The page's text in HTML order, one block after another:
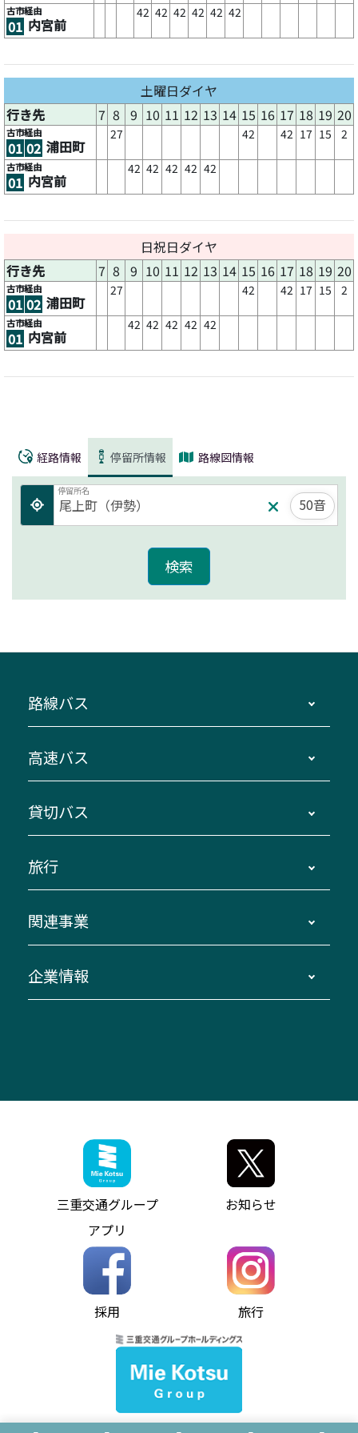
古市経由
01 内宮前
42 42 42 42 42 42
土曜日ダイヤ
行き先
7 8 9 10 11 12 13 14 15 16 17 18 19 20
古市経由
01 02 浦田町
27 42 42 17 15 2
古市経由
01 内宮前
42 42 42 42 42
日祝日ダイヤ
行き先
7 8 9 10 11 12 13 14 15 16 17 18 19 20
古市経由
01 02 浦田町
27 42 42 17 15 2
古市経由
01 内宮前
42 42 42 42 42
経路情報 停留所情報 路線図情報
停留所名
50音
路線バス
主要停留所案内図・時刻表
路線バスのご利用方法
三重交通接近情報バスロケーションシステム
迂回・休止について
臨時バスについて
伊勢二見鳥羽周遊バスCANばす
「みえブルーライン」（三重大学病院直通バ
神都ライナー
ミジュマルのラッピングバス（鈴鹿管内）
参宮バス
神都バス
パールシャトル
バス情報の見える化
コミュニティバス
バス・タクシー交通広告
異常事態発生時のお願い
高速バス
南紀・VISON～横浜・東京・埼玉
伊賀～名古屋
南紀～VISON～名古屋
湯の山温泉～名古屋
桑名・長島温泉・金城ふ頭駅～中部国際空港
（休止中）
お客様駐車場のご案内
アイコンの説明
インターネット予約
よくあるご質問
お問い合わせ
貸切バス
貸切バスのご利用について
お問い合わせ
旅行
貸切バス団体旅行
美し国周遊ばす
関連事業
自家用自動車車両運行管理
ザ・バスコレクション三重交通バスセット
三重交通公式グッズ
企業情報
ファンコーナー
お問い合わせ
お知らせ・最新情報一覧
ニュースリリース
お問い合わせ
個人情報保護方針
ソーシャルメディア運用ポリシー
ホームページのご利用にあたって
Notes for Using this Website
サイトマップ
三重交通グループ
アプリ
お知らせ
採用 旅行